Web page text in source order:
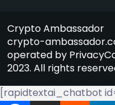
Crypto Ambassador
crypto-
operated by
2023. All rights
[rapidtextai_chatbot